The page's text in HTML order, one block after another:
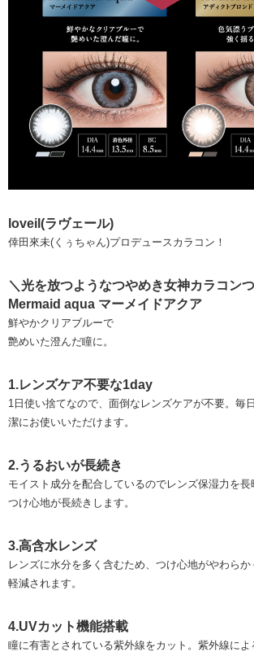
loveil(ラヴェール)
倖田來未(くぅちゃん)プロデュースカラコン！
＼光を放つようなつやめき女神カラコン
Mermaid aqua マーメイドアクア
鮮やかクリアブルーで
艶めいた澄んだ瞳に。
1.レンズケア不要な1day
1日使い捨てなので、面倒なレンズケアが不要。毎
潔にお使いいただけます。
2.うるおいが長続き
モイスト成分を配合しているのでレンズ保湿力を
つけ心地が長続きします。
3.高含水レンズ
レンズに水分を多く含むため、つけ心地がやわら
軽減されます。
4.UVカット機能搭載
瞳に有害とされている紫外線をカット。紫外線に